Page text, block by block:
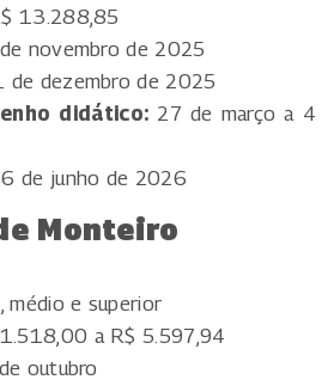
13.288,85
novembro de 2025
de dezembro de 2025
didático: 27 de março a 4
de junho de 2026
Monteiro
médio e superior
a R$ 5.597,94
outubro